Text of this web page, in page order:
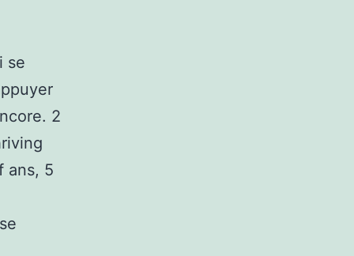
se
2
ans, 5